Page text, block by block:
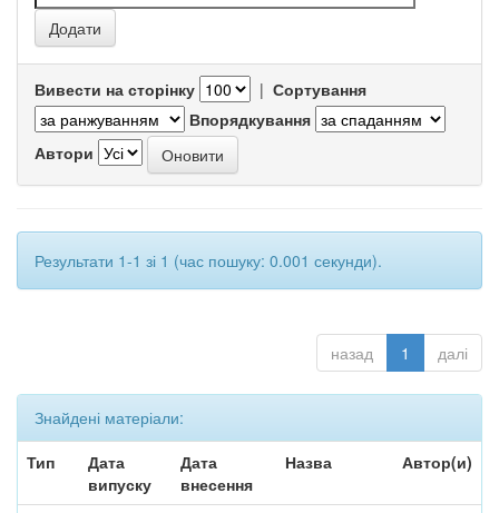
Вивести на сторінку | Сортування
Впорядкування
Автори
Результати 1-1 зі 1 (час пошуку: 0.001 секунди).
назад 1 далі
Знайдені матеріали:
Тип
Дата
випуску
Дата
внесення
Назва Автор(и)